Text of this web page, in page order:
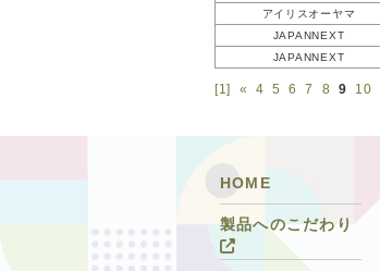
アイリスオーヤマ
JAPANNEXT
JAPANNEXT
[1] « 4 5 6 7 8 9 10
HOME
製品へのこだわり